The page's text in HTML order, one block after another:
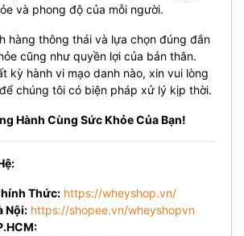
và phong độ của mỗi người.
hàng thông thái và lựa chọn đúng đắn
cũng như quyền lợi của bản thân.
kỳ hành vi mạo danh nào, xin vui lòng
chúng tôi có biện pháp xử lý kịp thời.
Hành Cùng Sức Khỏe Của Bạn!
Thức: https://wheyshop.vn/
Nội: https://shopee.vn/wheyshopvn